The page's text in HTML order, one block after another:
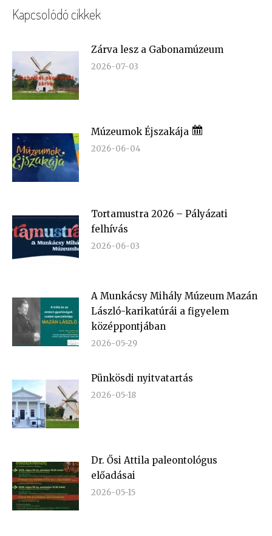
Kapcsolódó cikkek
Zárva lesz a Gabonamúzeum
2026-07-03
Múzeumok Éjszakája
2026-06-04
Tortamustra 2026 – Pályázati
felhívás
2026-06-03
A Munkácsy Mihály Múzeum Mazán
László-karikatúrái a figyelem
középpontjában
2026-05-29
Pünkösdi nyitvatartás
2026-05-18
Dr. Ősi Attila paleontológus
előadásai
2026-05-15